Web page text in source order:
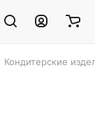
Кондитерские